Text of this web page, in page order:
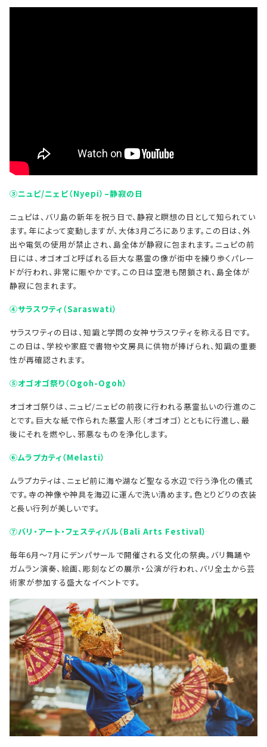
③ニュピ/ニェピ（Nyepi）–静寂の日
ニュピは、バリ島の新年を祝う日で、静寂と瞑想の日として知られてい
ます。年によって変動しますが、大体3月ごろにあります。この日は、外
出や電気の使用が禁止され、島全体が静寂に包まれます。ニュピの前
日には、オゴオゴと呼ばれる巨大な悪霊の像が街中を練り歩くパレー
ドが行われ、非常に賑やかです。この日は空港も閉鎖され、島全体が
静寂に包まれます。
④サラスワティ（Saraswati）
サラスワティの日は、知識と学問の女神サラスワティを称える日です。
この日は、学校や家庭で書物や文房具に供物が捧げられ、知識の重要
性が再確認されます。
⑤オゴオゴ祭り（Ogoh-Ogoh）
オゴオゴ祭りは、ニュピ/ニェピの前夜に行われる悪霊払いの行進のこ
とです。巨大な紙で作られた悪霊人形（オゴオゴ）とともに行進し、最
後にそれを燃やし、邪悪なものを浄化します。
⑥ムラプカティ（Melasti）
ムラプカティは、ニェピ前に海や湖など聖なる水辺で行う浄化の儀式
です。寺の神像や神具を海辺に運んで洗い清めます。色とりどりの衣装
と長い行列が美しいです。
⑦バリ・アート・フェスティバル（Bali Arts Festival）
毎年6月〜7月にデンパサールで開催される文化の祭典。バリ舞踊や
ガムラン演奏、絵画、彫刻などの展示・公演が行われ、バリ全土から芸
術家が参加する盛大なイベントです。